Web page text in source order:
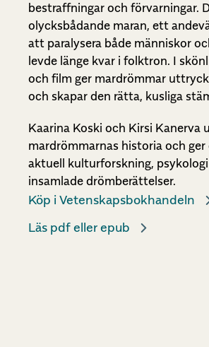
bestraffningar och förvarningar.
olycksbådande maran, ett
att paralysera både människor
levde länge kvar i folktron. I
och film ger mardrömmar
och skapar den rätta, kusliga
Kaarina Koski och Kirsi Kanerva
mardrömmarnas historia och ger
aktuell kulturforskning,
insamlade drömberättelser.
Köp i Vetenskapsbokhandeln
Läs pdf eller epub